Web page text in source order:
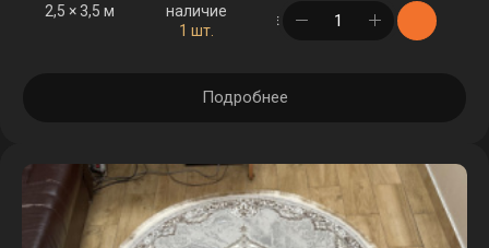
2,5 × 3,5 м
наличие
1 шт.
в корзине
Подробнее